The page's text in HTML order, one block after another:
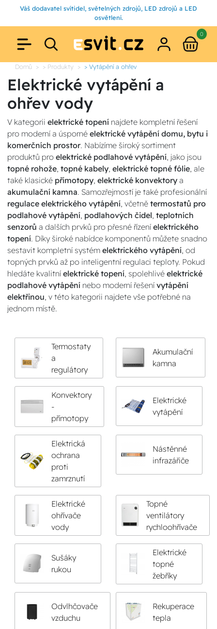
Váš dodavatel svítidel, světelných zdrojů, LED zdrojů a LED
osvětlení.
0
Domů > Produkty > Vytápění a ohřev
Elektrické vytápění a
ohřev vody
V kategorii elektrické topení najdete kompletní řešení
pro moderní a úsporné elektrické vytápění domu, bytu i
komerčních prostor. Nabízíme široký sortiment
produktů pro elektrické podlahové vytápění, jako jsou
topné rohože, topné kabely, elektrické topné fólie, ale
také klasické přímotopy, elektrické konvektory a
akumulační kamna. Samozřejmostí je také profesionální
regulace elektrického vytápění, včetně termostatů pro
podlahové vytápění, podlahových čidel, teplotních
senzorů a dalších prvků pro přesné řízení elektrického
topení. Díky široké nabídce komponentů můžete snadno
sestavit kompletní systém elektrického vytápění, od
topných prvků až po inteligentní regulaci teploty. Pokud
hledáte kvalitní elektrické topení, spolehlivé elektrické
podlahové vytápění nebo moderní řešení vytápění
elektřinou, v této kategorii najdete vše potřebné na
jednom místě.
Termostaty
a
regulátory
Akumulační
kamna
Konvektory
-
přímotopy
Elektrické
vytápění
Elektrická
ochrana
proti
zamrznutí
Nástěnné
infrazářiče
Elektrické
ohřívače
vody
Topné
ventilátory
rychloohřívače
Sušáky
rukou
Elektrické
topné
žebříky
Odvlhčovače
vzduchu
Rekuperace
tepla